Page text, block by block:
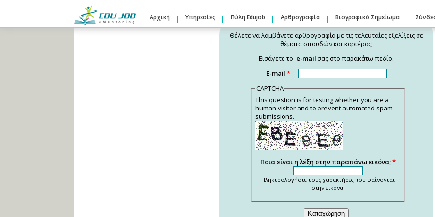
Αρχική Υπηρεσίες Πύλη Edujob Αρθρογραφία Βιογραφικό Σημείωμα
Αρθρογραφία
Θέλετε να λαμβάνετε αρθρογραφία με τις τελευταίες εξελίξεις σε
θέματα σπουδών και καριέρας;
Εισάγετε το e-mail σας στο παρακάτω πεδίο.
E-mail *
CAPTCHA
This question is for testing whether you are a
human visitor and to prevent automated spam
submissions.
Ποια είναι η λέξη στην παραπάνω εικόνα;*
Πληκτρολογήστε τους χαρακτήρες που φαίνονται
στην εικόνα.